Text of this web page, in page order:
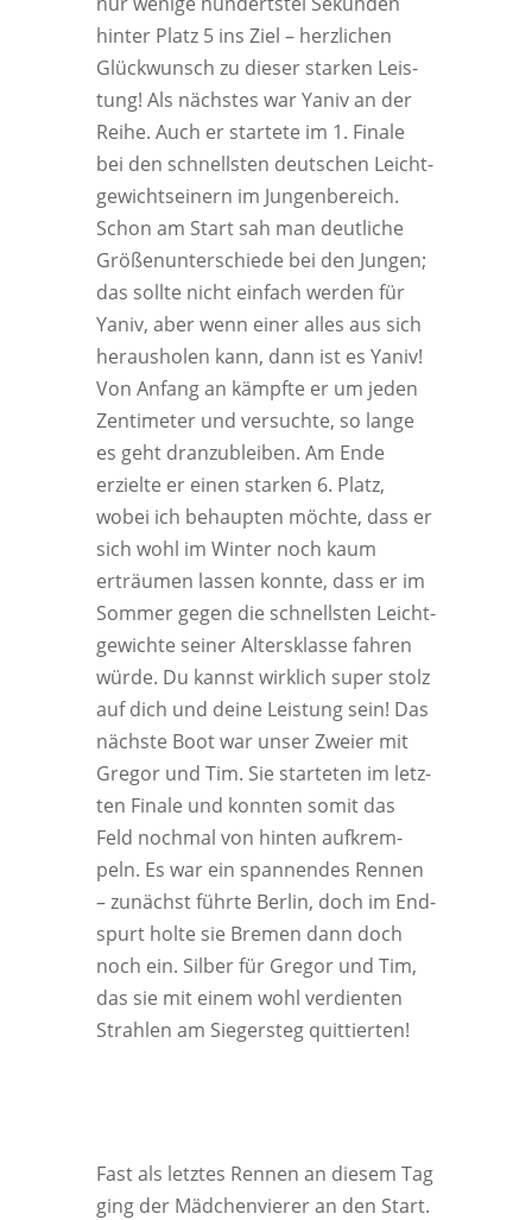
hin­ter Platz 5 ins Ziel – herz­li­chen
Glück­wunsch zu die­ser star­ken Leis­
tung! Als nächs­tes war Yaniv an der
Rei­he. Auch er star­te­te im 1. Fina­le
bei den schnells­ten deut­schen Leicht­
ge­wichts­ei­nern im Jun­gen­be­reich.
Schon am Start sah man deut­li­che
Grö­ßen­un­ter­schie­de bei den Jun­gen;
das soll­te nicht ein­fach wer­den für
Yaniv, aber wenn einer alles aus sich
her­aus­ho­len kann, dann ist es Yaniv!
Von Anfang an kämpf­te er um jeden
Zen­ti­me­ter und ver­such­te, so lan­ge
es geht dran­zu­blei­ben. Am Ende
erziel­te er einen star­ken 6. Platz,
wobei ich behaup­ten möch­te, dass er
sich wohl im Win­ter noch kaum
erträu­men las­sen konn­te, dass er im
Som­mer gegen die schnells­ten Leicht­
ge­wich­te sei­ner Alters­klas­se fah­ren
wür­de. Du kannst wirk­lich super stolz
auf dich und dei­ne Leis­tung sein! Das
nächs­te Boot war unser Zwei­er mit
Gre­gor und Tim. Sie star­te­ten im letz­
ten Fina­le und konn­ten somit das
Feld noch­mal von hin­ten auf­krem­
peln. Es war ein span­nen­des Ren­nen
– zunächst führ­te Ber­lin, doch im End­
spurt hol­te sie Bre­men dann doch
noch ein. Sil­ber für Gre­gor und Tim,
das sie mit einem wohl ver­dien­ten
Strah­len am Sie­ger­steg quittierten!
Fast als letz­tes Ren­nen an die­sem Tag
ging der Mäd­chen­vie­rer an den Start.